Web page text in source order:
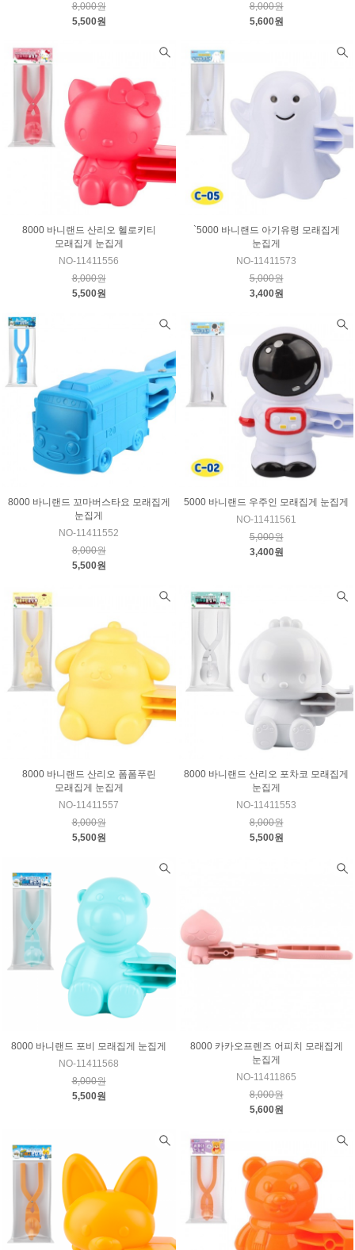
8,000원
5,500원
8,000원
5,600원
8000 바니랜드 산리오 헬로키티
모래집게 눈집게
NO-11411556
8,000원
5,500원
`5000 바니랜드 아기유령 모래집게
눈집게
NO-11411573
5,000원
3,400원
8000 바니랜드 꼬마버스타요 모래집게
눈집게
NO-11411552
8,000원
5,500원
5000 바니랜드 우주인 모래집게 눈집게
NO-11411561
5,000원
3,400원
8000 바니랜드 산리오 폼폼푸린
모래집게 눈집게
NO-11411557
8,000원
5,500원
8000 바니랜드 산리오 포차코 모래집게
눈집게
NO-11411553
8,000원
5,500원
8000 바니랜드 포비 모래집게 눈집게
NO-11411568
8,000원
5,500원
8000 카카오프렌즈 어피치 모래집게
눈집게
NO-11411865
8,000원
5,600원